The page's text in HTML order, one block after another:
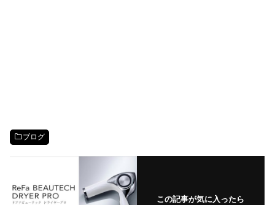
ブログ
この記事が気に入ったら